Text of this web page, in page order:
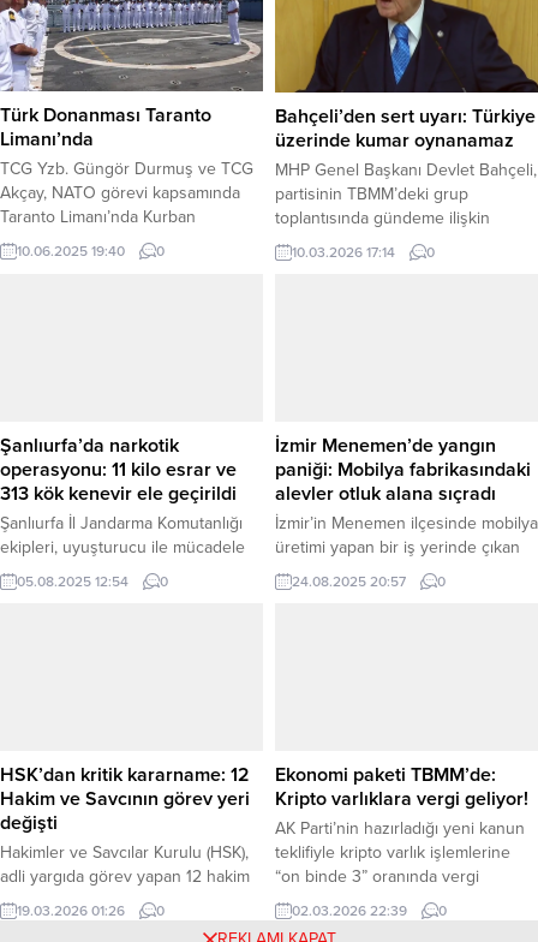
Türk Donanması Taranto
Limanı’nda
TCG Yzb. Güngör Durmuş ve TCG
Akçay, NATO görevi kapsamında
Taranto Limanı’nda Kurban
Bayramı’nı kutladı. Milli Savunma
Bakanlığı, NATO Mayın Karşı
Kuvvetleri’ne ait gemilerin...
10.06.2025 19:40 0
Bahçeli’den sert uyarı: Türkiye
üzerinde kumar oynanamaz
MHP Genel Başkanı Devlet Bahçeli,
partisinin TBMM’deki grup
toplantısında gündeme ilişkin
değerlendirmelerde bulundu.
Haber Merkezi – ABD ve İsrail’in
altyapıların hedef alınması, deniz
yollarının tıkanması...
10.03.2026 17:14 0
Şanlıurfa’da narkotik
operasyonu: 11 kilo esrar ve
313 kök kenevir ele geçirildi
Şanlıurfa İl Jandarma Komutanlığı
ekipleri, uyuşturucu ile mücadele
kapsamında Haliliye ilçesinde 3 ayrı
adrese düzenlediği operasyonda 11
mücadelesi devam ediyor. İçişleri
Bakanlığı’nın...
05.08.2025 12:54 0
İzmir Menemen’de yangın
paniği: Mobilya fabrikasındaki
alevler otluk alana sıçradı
İzmir’in Menemen ilçesinde mobilya
üretimi yapan bir iş yerinde çıkan
yangın, rüzgarın etkisiyle kısa
sürede çevredeki otluk alana da
meydana geldi. Henüz
belirlenemeyen...
24.08.2025 20:57 0
HSK’dan kritik kararname: 12
Hakim ve Savcının görev yeri
değişti
Hakimler ve Savcılar Kurulu (HSK),
adli yargıda görev yapan 12 hakim
ve savcıyı kapsayan yeni bir
kararname yayımladı. Kararname ile
19.03.2026 01:26 0
Ekonomi paketi TBMM’de:
Kripto varlıklara vergi geliyor!
AK Parti’nin hazırladığı yeni kanun
teklifiyle kripto varlık işlemlerine
“on binde 3” oranında vergi
getirilirken, bedelli askerlik ücreti
%25 artırılıyor. Depremzedeler için
02.03.2026 22:39 0